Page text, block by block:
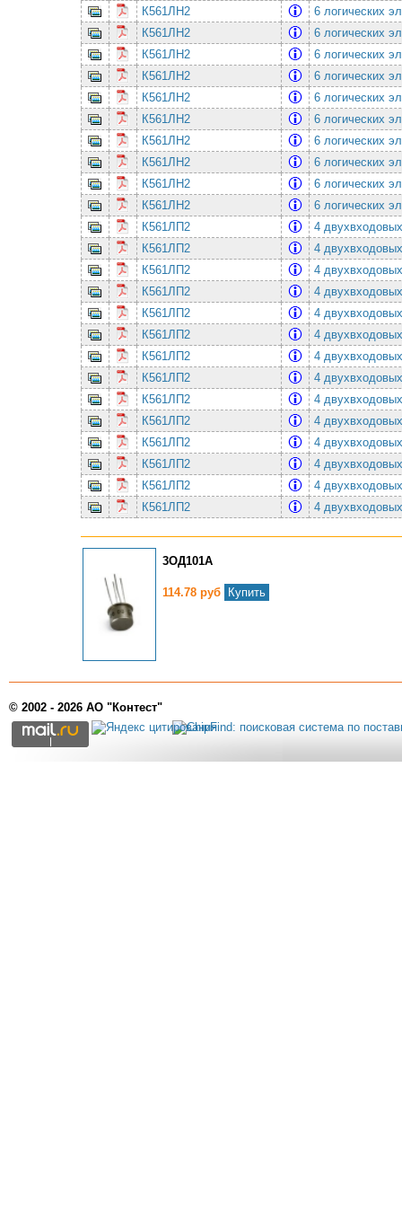
К561ЛН2
6 логических
К561ЛН2
6 логических
К561ЛН2
6 логических
К561ЛН2
6 логических
К561ЛН2
6 логических
К561ЛН2
6 логических
К561ЛН2
6 логических
К561ЛН2
6 логических
К561ЛН2
6 логических
К561ЛН2
6 логических
К561ЛП2
4
К561ЛП2
4
К561ЛП2
4
К561ЛП2
4
К561ЛП2
4
К561ЛП2
4
К561ЛП2
4
К561ЛП2
4
К561ЛП2
4
К561ЛП2
4
К561ЛП2
4
К561ЛП2
4
К561ЛП2
4
К561ЛП2
4
3ОД101А
114.78 руб Купить
© 2002 - 2026 АО "Контест"